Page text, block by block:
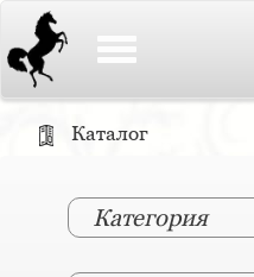
Каталог
Категория